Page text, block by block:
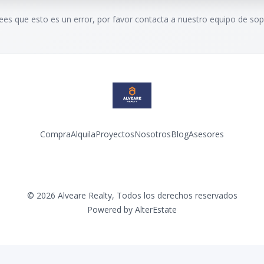
que esto es un error, por favor contacta a nuestro equipo de
CompraAlquilaProyectosNosotrosBlogAsesores
© 2026 Alveare Realty, Todos los derechos reservados
Powered by AlterEstate